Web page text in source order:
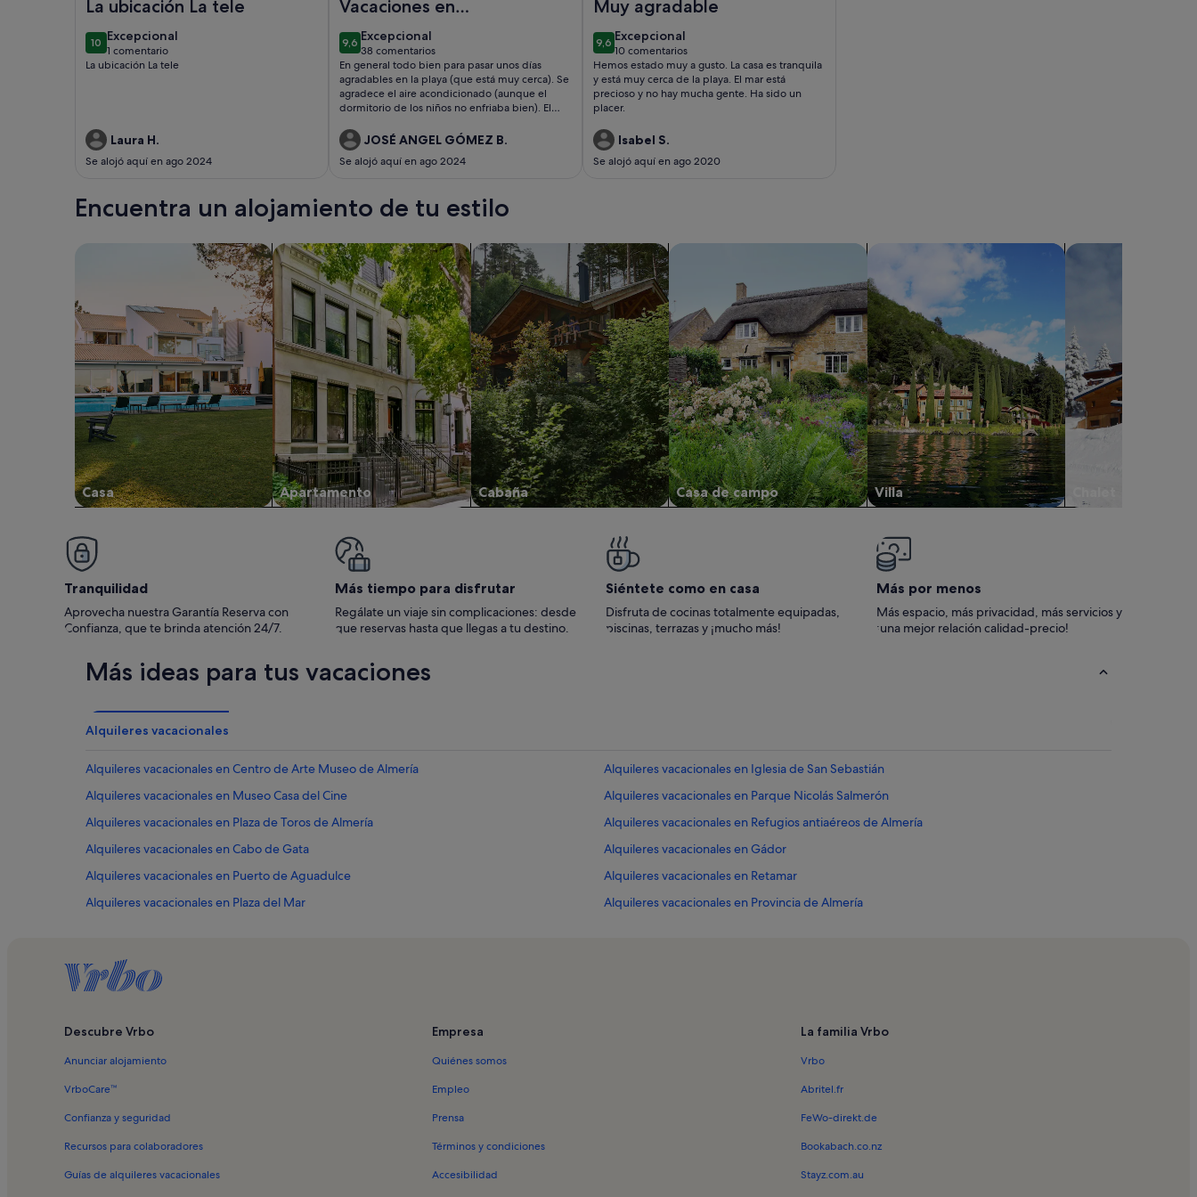
La ubicación La tele
1010 de 10
Excepcional
excepcional
1 comentario
(1 comentario)
La ubicación La tele
Laura H.
Se alojó aquí en ago 2024
Vacaciones en
Roquetas
9,69,6 de 10
Excepcional
excepcional
38 comentarios
(38 comentarios)
En general todo bien para pasar unos días
agradables en la playa (que está muy cerca). Se
agradece el aire acondicionado (aunque el
dormitorio de los niños no enfriaba bien). El
que no la usamos por ese motivo y porque
hacía calor.calor.haciamucho calor.
JOSÉ ANGEL GÓMEZ B.
Se alojó aquí en ago 2024
Muy agradable
9,69,6 de 10
Excepcional
excepcional
10 comentarios
(10 comentarios)
Hemos estado muy a gusto. La casa es tranquila
y está muy cerca de la playa. El mar está
precioso y no hay mucha gente. Ha sido un
placer.
Isabel S.
Se alojó aquí en ago 2020
Encuentra un alojamiento de tu estilo
Casa Apartamento
Busca apartamentos
Cabaña
Buscar cabañas
Casa de campo
Buscar casas de campo
Villa
Buscar villas Buscar chalets
Tranquilidad
Aprovecha nuestra Garantía Reserva con
Confianza, que te brinda atención 24/7.
Más tiempo para disfrutar
Regálate un viaje sin complicaciones: desde
que reservas hasta que llegas a tu destino.
Siéntete como en casa
Disfruta de cocinas totalmente equipadas,
piscinas, terrazas y ¡mucho más!
Más por menos
Más espacio, más privacidad, más servicios y
¡una mejor relación calidad-precio!
Más ideas para tus vacaciones
Alquileres vacacionales
Alquileres vacacionales en Centro de Arte Museo de Almería
Alquileres vacacionales en Iglesia de San Sebastián
Alquileres vacacionales en Museo Casa del Cine
Alquileres vacacionales en Parque Nicolás Salmerón
Alquileres vacacionales en Plaza de Toros de Almería
Alquileres vacacionales en Refugios antiaéreos de Almería
Alquileres vacacionales en Cabo de Gata
Alquileres vacacionales en Gádor
Alquileres vacacionales en Puerto de Aguadulce
Alquileres vacacionales en Retamar
Alquileres vacacionales en Plaza del Mar
Alquileres vacacionales en Provincia de Almería
Alquileres vacacionales en Aljibes árabes de Jairán
Alquileres vacacionales en Biblioteca pública provincial Francisco Villaespesa
Alquileres vacacionales en Catedral de la Encarnación de Almería
Alquileres vacacionales en Centro Andaluz de la Fotografía
Alquileres vacacionales en Centro de Almería
Alquileres vacacionales en El Alquián
Alquileres vacacionales en Escuela de Arte de Almería
Alquileres vacacionales en Santuario de la Virgen del Mar
Alquileres vacacionales en Iglesia de San Juan de Almería
Alquileres vacacionales en Museo Arqueológico de Almería
Alquileres vacacionales en Nacimiento del rio Guadalquivir
Alquileres vacacionales en Paintball Supervivientes Almeria
Alquileres vacacionales en Paseo de Almería
Alquileres vacacionales en Peña flamenca El Morato
Descubre Vrbo
Anunciar alojamiento
VrboCare™
Confianza y seguridad
Recursos para colaboradores
Guías de alquileres vacacionales
Empresa
Quiénes somos
Empleo
Prensa
Términos y condiciones
Accesibilidad
La familia Vrbo
Vrbo
Abritel.fr
FeWo-direkt.de
Bookabach.co.nz
Stayz.com.au